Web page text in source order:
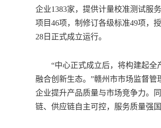
企业1383家，提供计量校准测试服
项目46项，制修订各级标准49项，
28日正式成立运行。
“中心正式成立后，将构建起全产
融合创新生态。”赣州市市场监督
企业提升产品质量与市场竞争力。
链、供应链自主可控，服务质量强